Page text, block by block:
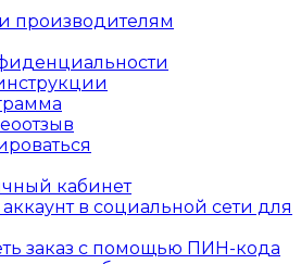
производителям
кабинет
в социальной сети для
заказ с помощью ПИН-кода